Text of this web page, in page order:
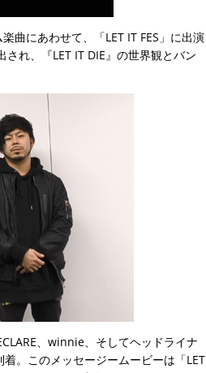
曲にあわせて、「LET IT FES」に出演
れ、『LET IT DIE』の世界観とバン
、winnie、そしてヘッドライナ
。このメッセージームービーは「LET